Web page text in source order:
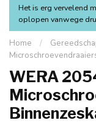
Het is erg vervelend
oplopen vanwege
Home /
WERA